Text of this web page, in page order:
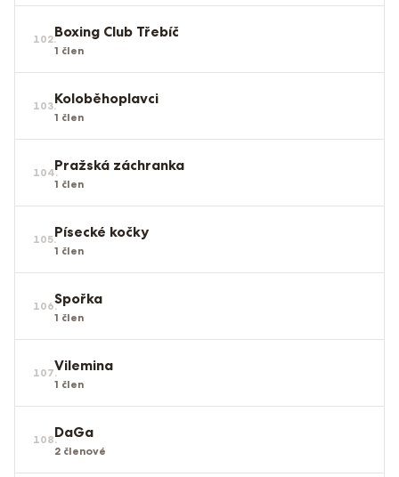
102.Boxing Club Třebíč
1 člen
103.Koloběhoplavci
1 člen
104.Pražská záchranka
1 člen
105.Písecké kočky
1 člen
106.Spořka
1 člen
107.Vilemina
1 člen
108.DaGa
2 členové